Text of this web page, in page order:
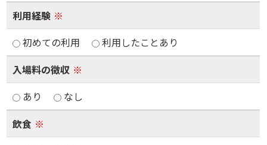
利用経験 ※
初めての利用
利用したことあり
入場料の徴収 ※
あり
なし
飲食 ※